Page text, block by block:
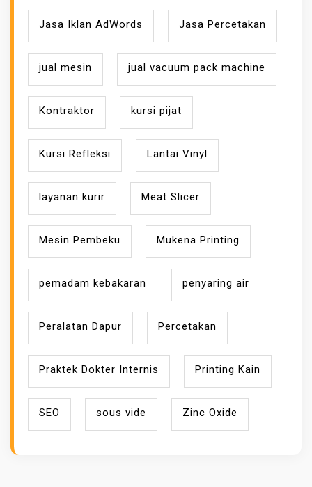
Jasa Iklan AdWords Jasa Percetakan
jual mesin jual vacuum pack machine
Kontraktor kursi pijat
Kursi Refleksi Lantai Vinyl
layanan kurir Meat Slicer
Mesin Pembeku Mukena Printing
pemadam kebakaran penyaring air
Peralatan Dapur Percetakan
Praktek Dokter Internis Printing Kain
SEO sous vide Zinc Oxide